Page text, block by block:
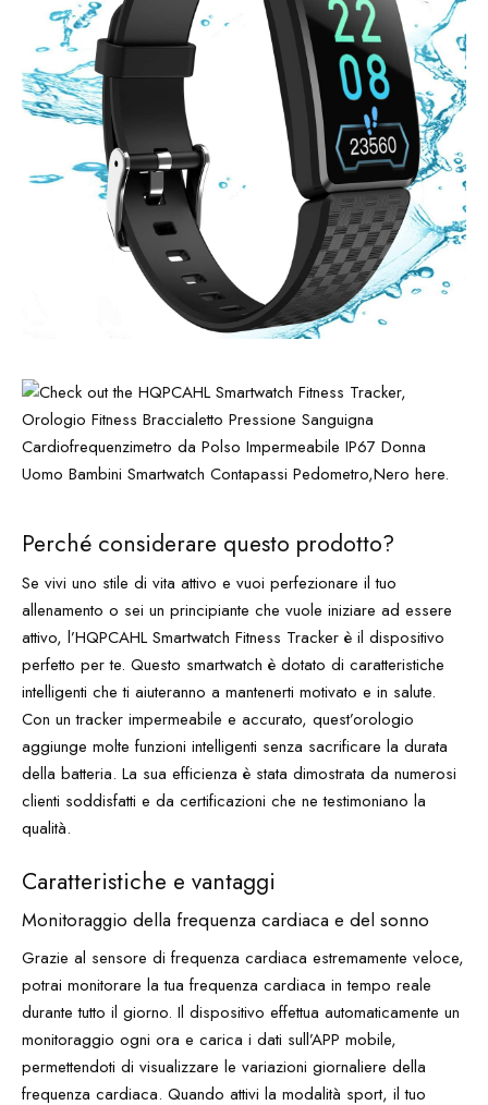
Perché considerare questo prodotto?
Se vivi uno stile di vita attivo e vuoi perfezionare il tuo
allenamento o sei un principiante che vuole iniziare ad essere
attivo, l’HQPCAHL Smartwatch Fitness Tracker è il dispositivo
perfetto per te. Questo smartwatch è dotato di caratteristiche
intelligenti che ti aiuteranno a mantenerti motivato e in salute.
Con un tracker impermeabile e accurato, quest’orologio
aggiunge molte funzioni intelligenti senza sacrificare la durata
della batteria. La sua efficienza è stata dimostrata da numerosi
clienti soddisfatti e da certificazioni che ne testimoniano la
qualità.
Caratteristiche e vantaggi
Monitoraggio della frequenza cardiaca e del sonno
Grazie al sensore di frequenza cardiaca estremamente veloce,
potrai monitorare la tua frequenza cardiaca in tempo reale
durante tutto il giorno. Il dispositivo effettua automaticamente un
monitoraggio ogni ora e carica i dati sull’APP mobile,
permettendoti di visualizzare le variazioni giornaliere della
frequenza cardiaca. Quando attivi la modalità sport, il tuo